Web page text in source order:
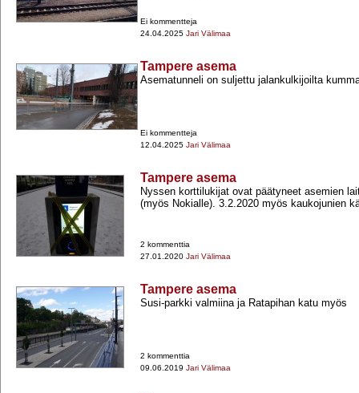
Ei kommentteja
24.04.2025 Jari Välimaa
Tampere asema
Asematunneli on suljettu jalankulkijoilta
Ei kommentteja
12.04.2025 Jari Välimaa
Tampere asema
Nyssen korttilukijat ovat päätyneet asemien
(myös Nokialle). 3.2.2020 myös kaukojunien
2 kommenttia
27.01.2020 Jari Välimaa
Tampere asema
Susi-​parkki valmiina ja Ratapihan katu myös
2 kommenttia
09.06.2019 Jari Välimaa